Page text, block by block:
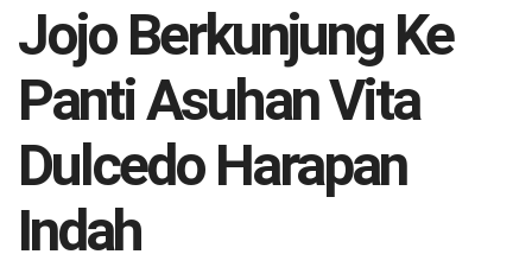
Jojo Berkunjung Ke
Panti Asuhan Vita
Dulcedo Harapan
Indah